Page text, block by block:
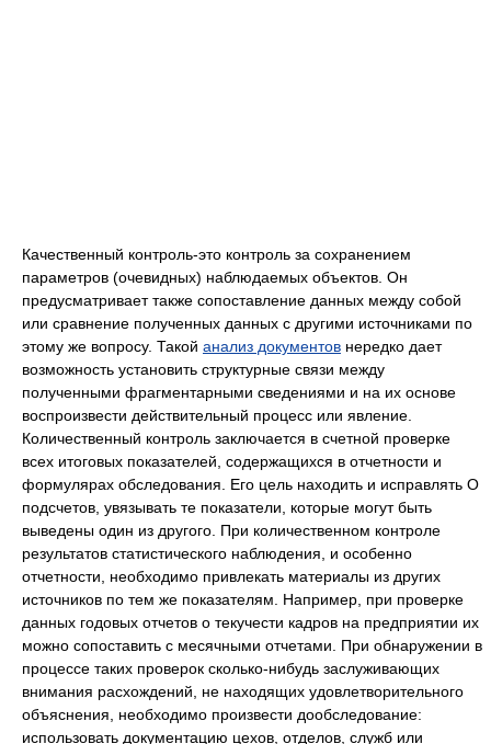
Качественный контроль-это контроль за сохранением
параметров (очевидных) наблюдаемых объектов. Он
предусматривает также сопоставление данных между собой
или сравнение полученных данных с другими источниками по
этому же вопросу. Такой анализ документов нередко дает
возможность установить структурные связи между
полученными фрагментарными сведениями и на их основе
воспроизвести действительный процесс или явление.
Количественный контроль заключается в счетной проверке
всех итоговых показателей, содержащихся в отчетности и
формулярах обследования. Его цель находить и исправлять О
подсчетов, увязывать те показатели, которые могут быть
выведены один из другого. При количественном контроле
результатов статистического наблюдения, и особенно
отчетности, необходимо привлекать материалы из других
источников по тем же показателям. Например, при проверке
данных годовых отчетов о текучести кадров на предприятии их
можно сопоставить с месячными отчетами. При обнаружении в
процессе таких проверок сколько-нибудь заслуживающих
внимания расхождений, не находящих удовлетворительного
объяснения, необходимо произвести дообследование:
использовать документацию цехов, отделов, служб или